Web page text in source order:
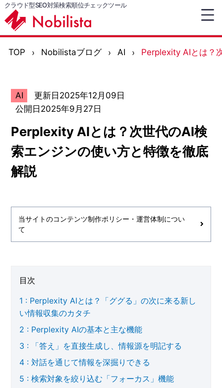
クラウド型SEO対策検索順位チェックツール
TOP Nobilistaブログ AI Perplexity AIとは？
AI
更新日2025年12月09日
公開日2025年9月27日
Perplexity AIとは？次世代のAI検
索エンジンの使い方と特徴を徹底
解説
当サイトのコンテンツ制作ポリシー・運営体制につい
て
目次
Perplexity AIとは？「ググる」の次に来る新し
い情報収集のカタチ
Perplexity AIの基本と主な機能
「答え」を直接生成し、情報源を明記する
対話を通じて情報を深掘りできる
検索対象を絞り込む「フォーカス」機能